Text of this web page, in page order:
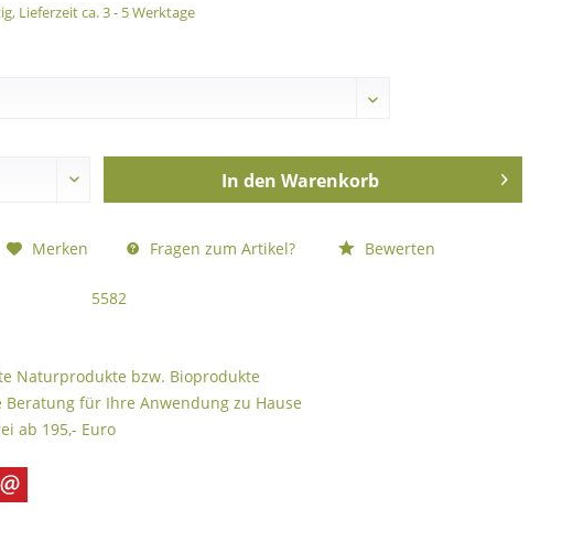
Lieferzeit ca. 3 - 5 Werktage
In den Warenkorb
Merken Fragen zum Artikel? Bewerten
5582
Naturprodukte bzw. Bioprodukte
Beratung für Ihre Anwendung zu Hause
ab 195,- Euro